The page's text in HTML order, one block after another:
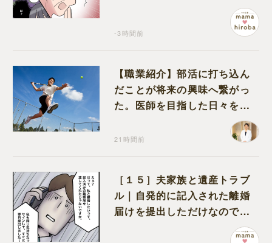
-3時間前
【職業紹介】部活に打ち込ん
だことが将来の興味へ繋がっ
た。医師を目指した日々を振
21時間前
［１５］夫家族と遺産トラブ
ル｜自発的に記入された離婚
届けを提出しただけなので、